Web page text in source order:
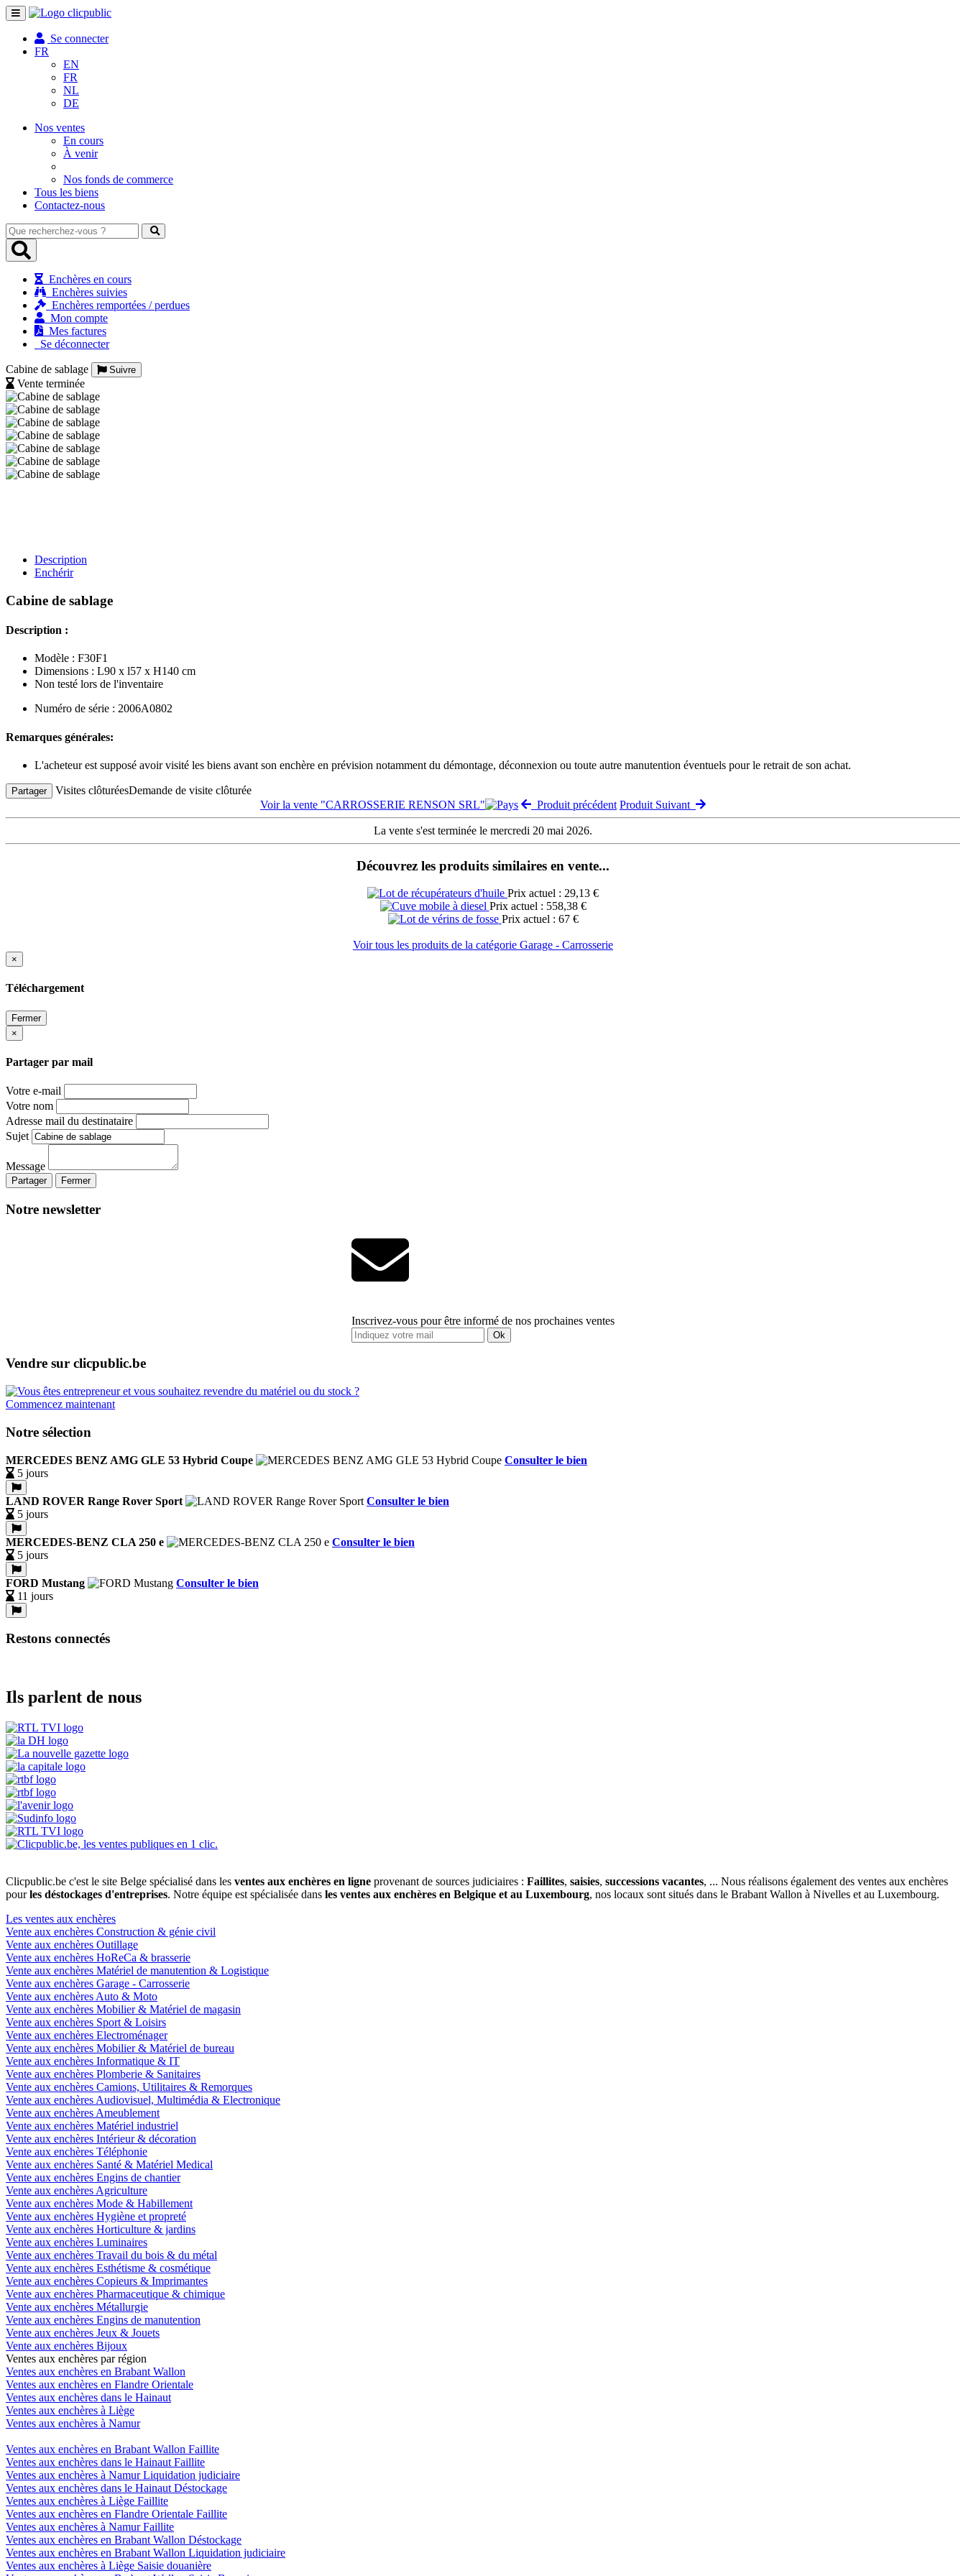
Toggle
navigation
Se connecter
FR
EN
FR
NL
DE
Nos ventes
En cours
À venir
Nos fonds de commerce
Tous les biens
Contactez-nous
Que
recherchez-
vous
Enchères en cours
Enchères suivies
Enchères remportées / perdues
Mon compte
Mes factures
Se déconnecter
Cabine de sablage Suivre
Vente terminée
Description
Enchérir
Cabine de sablage
Description :
Modèle : F30F1
Dimensions : L90 x l57 x H140 cm
Non testé lors de l'inventaire
Numéro de série : 2006A0802
Remarques générales:
L'acheteur est supposé avoir visité les biens avant son enchère en prévision notamment du démontage, déconnexion ou toute autre manutention éventuels pour le retrait de son achat.
Partager Visites clôturéesDemande de visite clôturée
Voir la vente "CARROSSERIE RENSON SRL"
Produit précédent Produit Suivant
La vente s'est terminée le mercredi 20 mai 2026.
Découvrez les produits similaires en vente...
Prix actuel : 29,13 €
Prix actuel : 558,38 €
Prix actuel : 67 €
Voir tous les produits de la catégorie Garage - Carrosserie
×
Téléchargement
Fermer
×
Partager par mail
Votre e-mail
Votre nom
Adresse mail du destinataire
Sujet
Message
Partager Fermer
Notre newsletter
Inscrivez-vous pour être informé de nos prochaines ventes
Ok
Vendre sur clicpublic.be
Commencez maintenant
Notre sélection
MERCEDES BENZ AMG GLE 53 Hybrid Coupe
Consulter le bien
5 jours
LAND ROVER Range Rover Sport
Consulter le bien
5 jours
MERCEDES-BENZ CLA 250 e
Consulter le bien
5 jours
FORD Mustang
Consulter le bien
11 jours
Restons connectés
Ils parlent de nous
Clicpublic.be c'est le site Belge spécialisé dans les ventes aux enchères en ligne provenant de sources judiciaires : Faillites, saisies, successions vacantes, ... Nous réalisons également des ventes aux enchères
pourles déstockages d'entreprises. Notre équipe est spécialisée dans les ventes aux enchères en Belgique et au Luxembourg, nos locaux sont situés dans le Brabant Wallon à Nivelles et au Luxembourg.
Les ventes aux enchères
Vente aux enchères Construction & génie civil
Vente aux enchères Outillage
Vente aux enchères HoReCa & brasserie
Vente aux enchères Matériel de manutention & Logistique
Vente aux enchères Garage - Carrosserie
Vente aux enchères Auto & Moto
Vente aux enchères Mobilier & Matériel de magasin
Vente aux enchères Sport & Loisirs
Vente aux enchères Electroménager
Vente aux enchères Mobilier & Matériel de bureau
Vente aux enchères Informatique & IT
Vente aux enchères Plomberie & Sanitaires
Vente aux enchères Camions, Utilitaires & Remorques
Vente aux enchères Audiovisuel, Multimédia & Electronique
Vente aux enchères Ameublement
Vente aux enchères Matériel industriel
Vente aux enchères Intérieur & décoration
Vente aux enchères Téléphonie
Vente aux enchères Santé & Matériel Medical
Vente aux enchères Engins de chantier
Vente aux enchères Agriculture
Vente aux enchères Mode & Habillement
Vente aux enchères Hygiène et propreté
Vente aux enchères Horticulture & jardins
Vente aux enchères Luminaires
Vente aux enchères Travail du bois & du métal
Vente aux enchères Esthétisme & cosmétique
Vente aux enchères Copieurs & Imprimantes
Vente aux enchères Pharmaceutique & chimique
Vente aux enchères Métallurgie
Vente aux enchères Engins de manutention
Vente aux enchères Jeux & Jouets
Vente aux enchères Bijoux
Ventes aux enchères par région
Ventes aux enchères en Brabant Wallon
Ventes aux enchères en Flandre Orientale
Ventes aux enchères dans le Hainaut
Ventes aux enchères à Liège
Ventes aux enchères à Namur
Ventes aux enchères en Brabant Wallon Faillite
Ventes aux enchères dans le Hainaut Faillite
Ventes aux enchères à Namur Liquidation judiciaire
Ventes aux enchères dans le Hainaut Déstockage
Ventes aux enchères à Liège Faillite
Ventes aux enchères en Flandre Orientale Faillite
Ventes aux enchères à Namur Faillite
Ventes aux enchères en Brabant Wallon Déstockage
Ventes aux enchères en Brabant Wallon Liquidation judiciaire
Ventes aux enchères à Liège Saisie douanière